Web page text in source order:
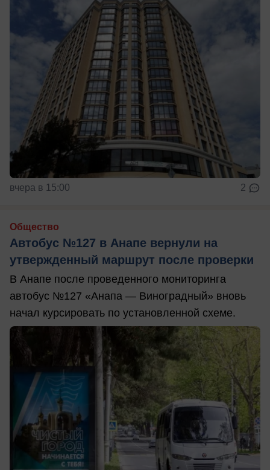
вчера в 15:00 2
Общество
Автобус №127 в Анапе вернули на
утвержденный маршрут после проверки
В Анапе после проведенного мониторинга
автобус №127 «Анапа — Виноградный» вновь
начал курсировать по установленной схеме.